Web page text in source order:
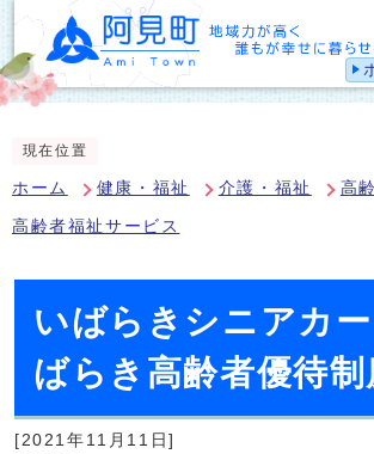
現在位置
ホーム 健康・福祉 介護・福祉 高
高齢者福祉サービス
いばらきシニアカ
ばらき高齢者優待制
[2021年11月11日]